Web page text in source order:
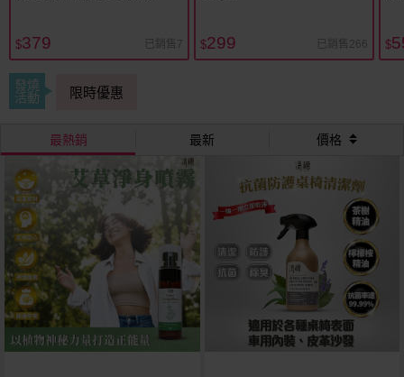
$379 已銷售7 $299 已銷售266 $
發燒
活動
限時優惠
最熱銷 最新 價格